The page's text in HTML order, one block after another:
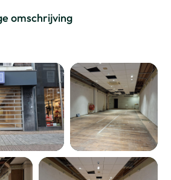
een uitstekende ligging te midden
HEMA, ONLY, Primera, Van
Rituals, Hans Anders etc. Het
de drukste winkelstraten van het
op absolute toplocatie! In 2021 is
verkozen tot mooiste
Ook heeft de vesting van
een beschermde status binnen
omschrijving